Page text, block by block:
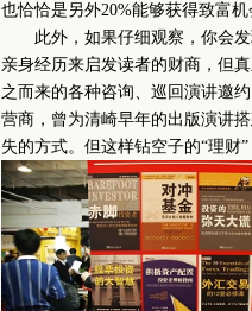
也恰恰是另外20%能够获得致富机
此外，如果仔细观察，你会发
亲身经历来启发读者的财商，但
之而来的各种咨询、巡回演讲邀
营商，曾为清崎早年的出版演讲
失的方式。但这样钻空子的“理财”